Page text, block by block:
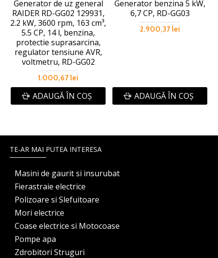
Generator de uz general
RAIDER RD-GG02 129931,
2.2 kW, 3600 rpm, 163 cm³,
5.5 CP, 14 l, benzina,
protectie suprasarcina,
regulator tensiune AVR,
voltmetru, RD-GG02
1.000,67 lei
ADAUGĂ ÎN COŞ
Generator benzina 5 kW,
6,7 CP, RD-GG03
2.900,37 lei
ADAUGĂ ÎN COŞ
TE-AR MAI PUTEA INTERESA
Masini de gaurit si insurubat
Fierastraie electrice
Polizoare si Slefuitoare
Mori electrice
Coase electrice si Motocoase
Pompe apa
Zdrobitori Struguri